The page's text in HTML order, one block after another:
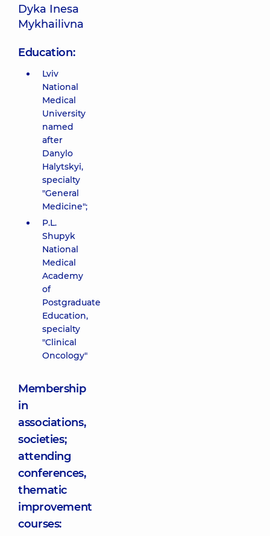
Dyka Inesa
Mykhailivna
Education:
Lviv
National
Medical
University
named
after
Danylo
Halytskyi,
specialty
"General
Medicine";
P.L.
Shupyk
National
Medical
Academy
of
Postgraduate
Education,
specialty
"Clinical
Oncology"
Membership
in
associations,
societies;
attending
conferences,
thematic
improvement
courses: